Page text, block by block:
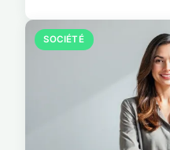
SOCIÉTÉ